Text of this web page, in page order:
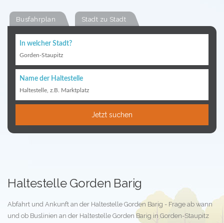
Busfahrplan Stadt zu Stadt
In welcher Stadt?
Gorden-Staupitz
Name der Haltestelle
Haltestelle, z.B. Marktplatz
Jetzt suchen
Haltestelle Gorden Barig
Abfahrt und Ankunft an der Haltestelle Gorden Barig - Frage ab wann
und ob Buslinien an der Haltestelle Gorden Barig in Gorden-Staupitz